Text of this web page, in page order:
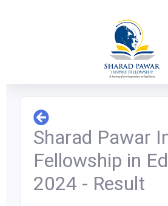
Sharad Pawar
Fellowship in
2024 - Result